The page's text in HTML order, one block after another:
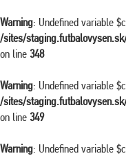
Warning: Undefined variable
/sites/
on line 348
Warning: Undefined variable
/sites/
on line 349
Warning: Undefined variable